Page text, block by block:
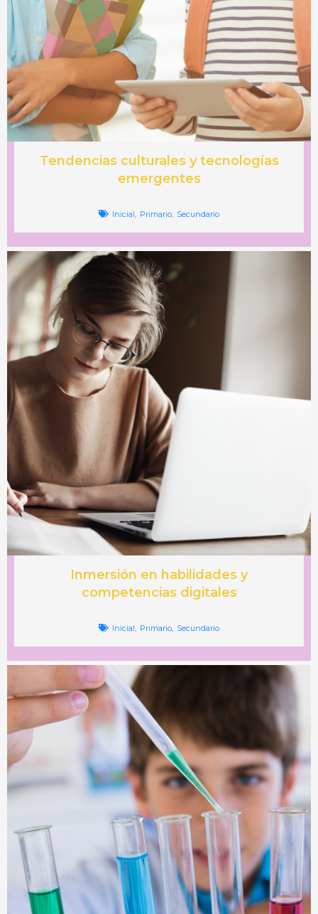
Tendencias culturales y tecnologías
emergentes
Inicial Primario, Secundario
Inmersión en habilidades y
competencias digitales
Inicial Primario, Secundario